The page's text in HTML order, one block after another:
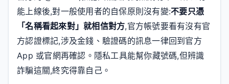
能上線後,對一般使用者的自保原則沒有變:不要只憑
「名稱看起來對」就相信對方,官方帳號要看有沒有官
方認證標記,涉及金錢、驗證碼的訊息一律回到官方
App 或官網再確認。隱私工具能幫你藏號碼,但辨識
詐騙這關,終究得靠自己。